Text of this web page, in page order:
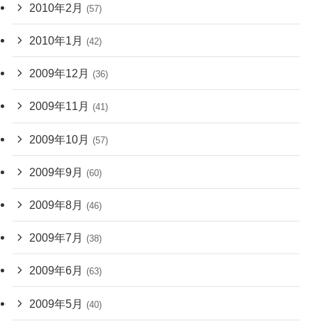
2010年2月 (57)
2010年1月 (42)
2009年12月 (36)
2009年11月 (41)
2009年10月 (57)
2009年9月 (60)
2009年8月 (46)
2009年7月 (38)
2009年6月 (63)
2009年5月 (40)